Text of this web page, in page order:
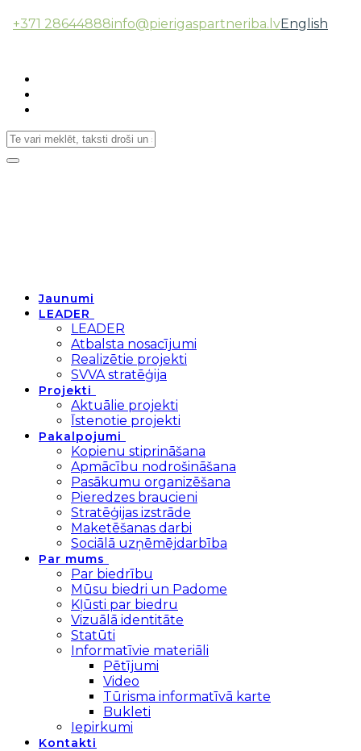
+371 28644888info@pierigaspartneriba.lvEnglish
Toggle
Jaunumi
LEADER
LEADER
Atbalsta nosacījumi
Realizētie projekti
SVVA stratēģija
Projekti
Aktuālie projekti
Īstenotie projekti
Pakalpojumi
Kopienu stiprināšana
Apmācību nodrošināšana
Pasākumu organizēšana
Pieredzes braucieni
Stratēģijas izstrāde
Maketēšanas darbi
Sociālā uzņēmējdarbība
Par mums
Par biedrību
Mūsu biedri un Padome
Kļūsti par biedru
Vizuālā identitāte
Statūti
Informatīvie materiāli
Pētījumi
Video
Tūrisma informatīvā karte
Bukleti
Iepirkumi
Kontakti